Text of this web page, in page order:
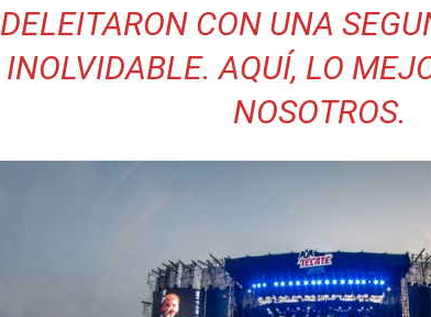
DELEITARON CON UNA
INOLVIDABLE. AQUÍ, LO
NOSOTROS.